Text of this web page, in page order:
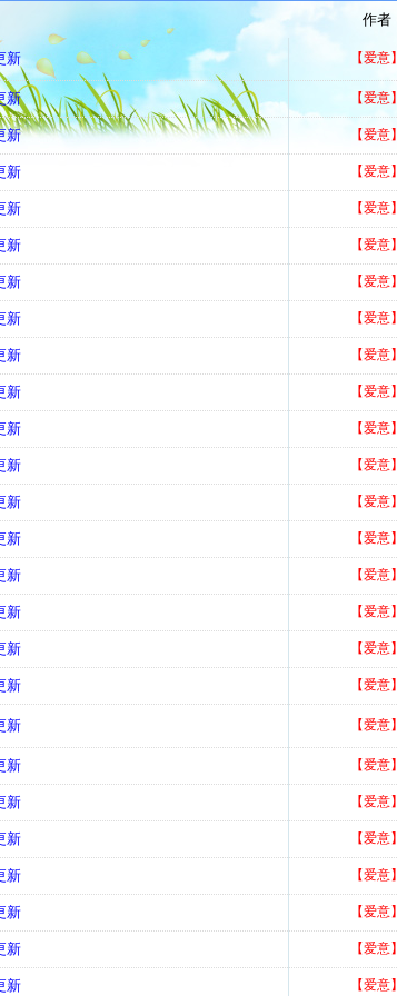
作者
新 【爱意】
新 【爱意】
新 【爱意】
新 【爱意】
新 【爱意】
新 【爱意】
新 【爱意】
新 【爱意】
新 【爱意】
新 【爱意】
新 【爱意】
新 【爱意】
新 【爱意】
新 【爱意】
新 【爱意】
新 【爱意】
新 【爱意】
新 【爱意】
新 【爱意】
新 【爱意】
新 【爱意】
新 【爱意】
新 【爱意】
新 【爱意】
新 【爱意】
新 【爱意】